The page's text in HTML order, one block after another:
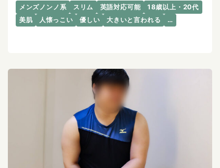
メンズノンノ系 スリム 英語対応可能
18歳以上・20代
美肌
人懐っこい 優しい 大きいと言われる …